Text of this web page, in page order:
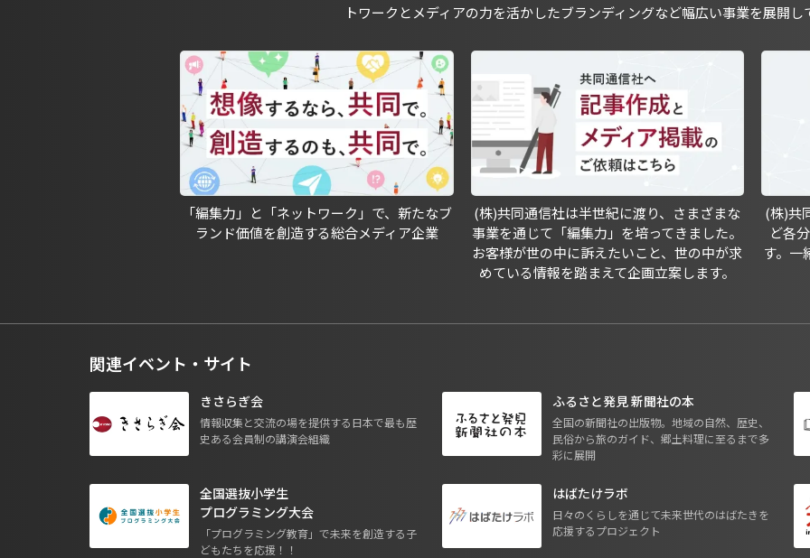
トワークとメディアの力を活かしたブランディングなど幅広い事業を展開し
「編集力」と「ネットワーク」で、新たなブ
ランド価値を創造する総合メディア企業
(株)共同通信社は半世紀に渡り、さまざまな
事業を通じて「編集力」を培ってきました。
お客様が世の中に訴えたいこと、世の中が求
めている情報を踏まえて企画立案します。
(株)共
ど各
す。一
関連イベント・サイト
きさらぎ会
情報収集と交流の場を提供する日本で最も歴
史ある会員制の講演会組織
ふるさと発見 新聞社の本
全国の新聞社の出版物。地域の自然、歴史、
民俗から旅のガイド、郷土料理に至るまで多
彩に展開
全国選抜小学生
プログラミング大会
「プログラミング教育」で未来を創造する子
どもたちを応援！！
はばたけラボ
日々のくらしを通じて未来世代のはばたきを
応援するプロジェクト